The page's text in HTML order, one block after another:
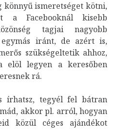
könnyű ismeretséget kötni,
a Facebooknál kisebb
tagjai nagyobb
iránt, de azért is,
szükségeltetik ahhoz,
elöl legyen a keresőben
rá.
írhatsz, tegyél fel bátran
akkor pl. arról, hogyan
közül céges ajándékot